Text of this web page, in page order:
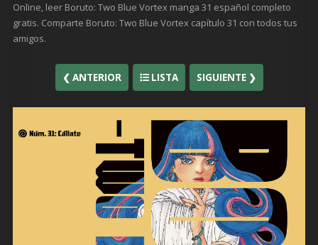
Online, leer Boruto: Two Blue Vortex manga 31 español completo
gratis. Comparte Boruto: Two Blue Vortex capítulo 31 con todos tus
amigos.
❮ ANTERIOR LISTA SIGUIENTE ❯